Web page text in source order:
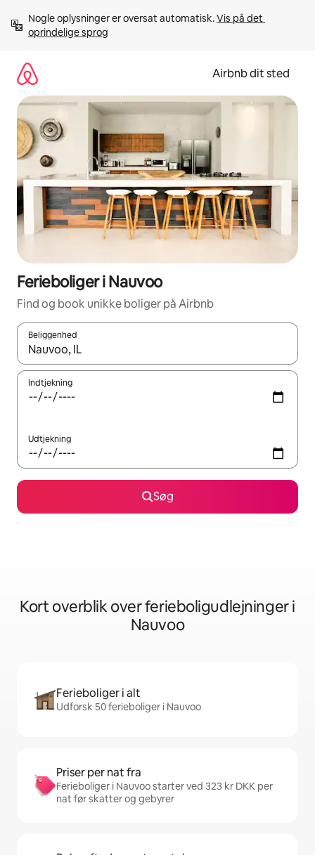
videre
Nogle oplysninger er oversat automatisk. Vis på det
oprindelige sprog
Airbnb dit sted
Ferieboliger i Nauvoo
Find og book unikke boliger på Airbnb
Beliggenhed
Når resultaterne er tilgængelige, skal du navigere med
Indtjekning
Udtjekning
Søg
Kort overblik over ferieboligudlejninger i
Nauvoo
Ferieboliger i alt
Udforsk 50 ferieboliger i Nauvoo
Priser per nat fra
Ferieboliger i Nauvoo starter ved 323 kr DKK per
nat før skatter og gebyrer